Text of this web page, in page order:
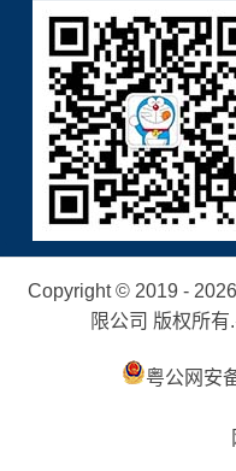
Copyright © 2019 -
限公司 版权所有.
粤公网安